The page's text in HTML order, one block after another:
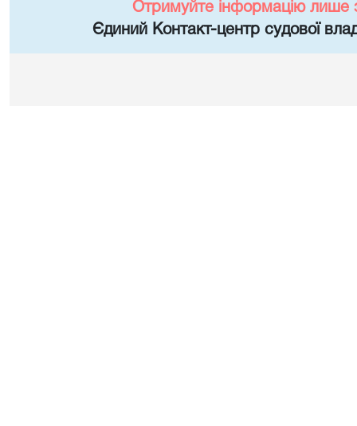
Отримуйте інформацію лише
Єдиний Контакт-центр судової